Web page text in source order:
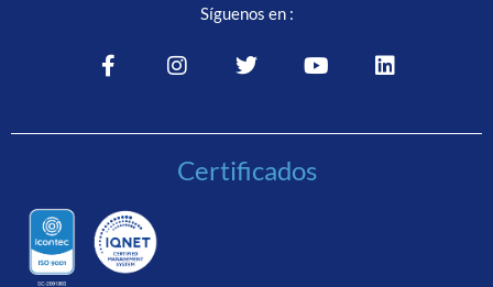
Síguenos en :
Certificados